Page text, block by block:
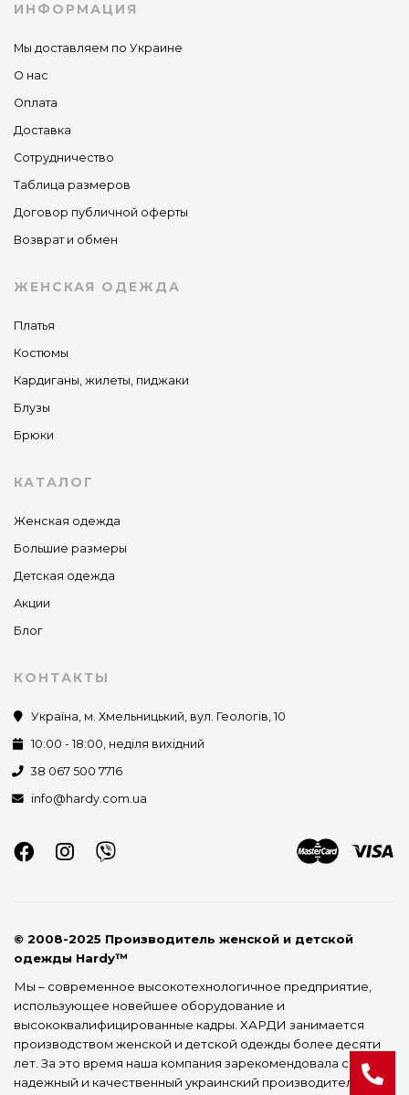
ИНФОРМАЦИЯ
Мы доставляем по Украине
О нас
Оплата
Доставка
Сотрудничество
Таблица размеров
Договор публичной оферты
Возврат и обмен
ЖЕНСКАЯ ОДЕЖДА
Платья
Костюмы
Кардиганы, жилеты, пиджаки
Блузы
Брюки
КАТАЛОГ
Женская одежда
Большие размеры
Детская одежда
Акции
Блог
КОНТАКТЫ
Україна, м. Хмельницький, вул. Геологів, 10
10:00 - 18:00, неділя вихідний
38 067 500 7716
info@hardy.com.ua
© 2008-2025 Производитель женской и детской
одежды Hardy™
Мы – современное высокотехнологичное предприятие,
использующее новейшее оборудование и
высококвалифицированные кадры. ХАРДИ занимается
производством женской и детской одежды более десяти
лет. За это время наша компания зарекомендовала себя как
надежный и качественный украинский производитель.